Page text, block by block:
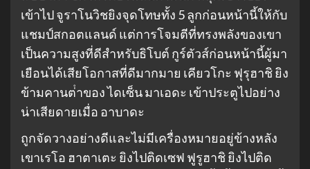
เข้าไป จูราโนวิชยิงจุดโทษทั้ง 5 ลูกก่อนหน้านี้ให้กับ
แชมป์สกอตแลนด์ แต่การโจมตีที่ทรงพลังของเขา
เป็นความสูงที่ดีสําหรับธิโบต์ กูร์ตัวส์ก่อนหน้านี้ผู้มา
เยือนได้เสียโอกาสที่ดีมากมาย เคียวโกะ ฟุรุฮาชิ ยิง
ข้ามคานต่ําของ ไดเซ็น มาเอดะ เข้าประตูไปอย่าง
น่าเสียดายเมื่อ อาบาดะ
ถูกจัดวางอย่างดีและไม่มีเครื่องหมายอยู่ข้างหลัง
เขาเรโอ ฮาตาเตะ ยิงไปติดเซฟ ฟูรูฮาชิ ยิงไปติด